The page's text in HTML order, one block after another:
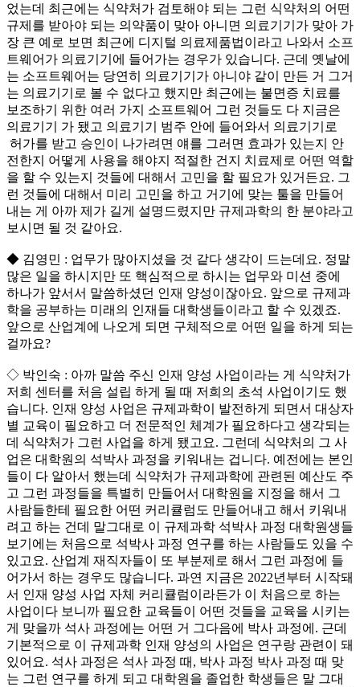
었는데 최근에는 식약처가 검토해야 되는 그런 식약처의 어떤
규제를 받아야 되는 의약품이 맞아 아니면 의료기기가 맞아 가
장 큰 예로 보면 최근에 디지털 의료제품법이라고 나와서 소프
트웨어가 의료기기에 들어가는 경우가 있습니다. 근데 옛날에
는 소프트웨어는 당연히 의료기기가 아니야 같이 만든 거 그거
는 의료기기로 볼 수 없다고 했지만 최근에는 불면증 치료를
보조하기 위한 여러 가지 소프트웨어 그런 것들도 다 지금은
의료기기 가 됐고 의료기기 범주 안에 들어와서 의료기기로
허가를 받고 승인이 나가려면 얘를 그러면 효과가 있는지 안
전한지 어떻게 사용을 해야지 적절한 건지 치료제로 어떤 역할
을 할 수 있는지 것들에 대해서 고민을 할 필요가 있거든요. 그
런 것들에 대해서 미리 고민을 하고 거기에 맞는 툴을 만들어
내는 게 아까 제가 길게 설명드렸지만 규제과학의 한 분야라고
보시면 될 것 같아요.
◆ 김영민 : 업무가 많아지셨을 것 같다 생각이 드는데요. 정말
많은 일을 하시지만 또 핵심적으로 하시는 업무와 미션 중에
하나가 앞서서 말씀하셨던 인재 양성이잖아요. 앞으로 규제과
학을 공부하는 미래의 인재들 대학생들이라고 할 수 있겠죠.
앞으로 산업계에 나오게 되면 구체적으로 어떤 일을 하게 되는
걸까요?
◇ 박인숙 : 아까 말씀 주신 인재 양성 사업이라는 게 식약처가
저희 센터를 처음 설립 하게 될 때 저희의 초석 사업이기도 했
습니다. 인재 양성 사업은 규제과학이 발전하게 되면서 대상자
별 교육이 필요하고 더 전문적인 체계가 필요하다고 생각되는
데 식약처가 그런 사업을 하게 됐고요. 그런데 식약처의 그 사
업은 대학원의 석박사 과정을 키워내는 겁니다. 예전에는 본인
들이 다 알아서 했는데 식약처가 규제과학에 관련된 예산도 주
고 그런 과정들을 특별히 만들어서 대학원을 지정을 해서 그
사람들한테 필요한 어떤 커리큘럼도 만들어내고 해서 키워내
려고 하는 건데 말그대로 이 규제과학 석박사 과정 대학원생들
보기에는 처음으로 석박사 과정 연구를 하는 사람들도 있을 수
있고요. 산업계 재직자들이 또 부분제로 해서 그런 과정에 들
어가서 하는 경우도 많습니다. 과연 지금은 2022년부터 시작돼
서 인재 양성 사업 자체 커리큘럼이라든가 이 처음으로 하는
사업이다 보니까 필요한 교육들이 어떤 것들을 교육을 시키는
게 맞을까 석사 과정에는 어떤 거 그다음에 박사 과정에. 근데
기본적으로 이 규제과학 인재 양성의 사업은 연구랑 관련이 돼
있어요. 석사 과정은 석사 과정 때, 박사 과정 박사 과정 때 맞
는 그런 연구를 하게 되고 대학원을 졸업한 학생들은 말 그대